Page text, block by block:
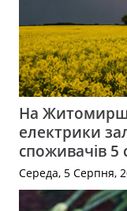
На
електрики
споживачів 5
Середа, 5 Серпня,